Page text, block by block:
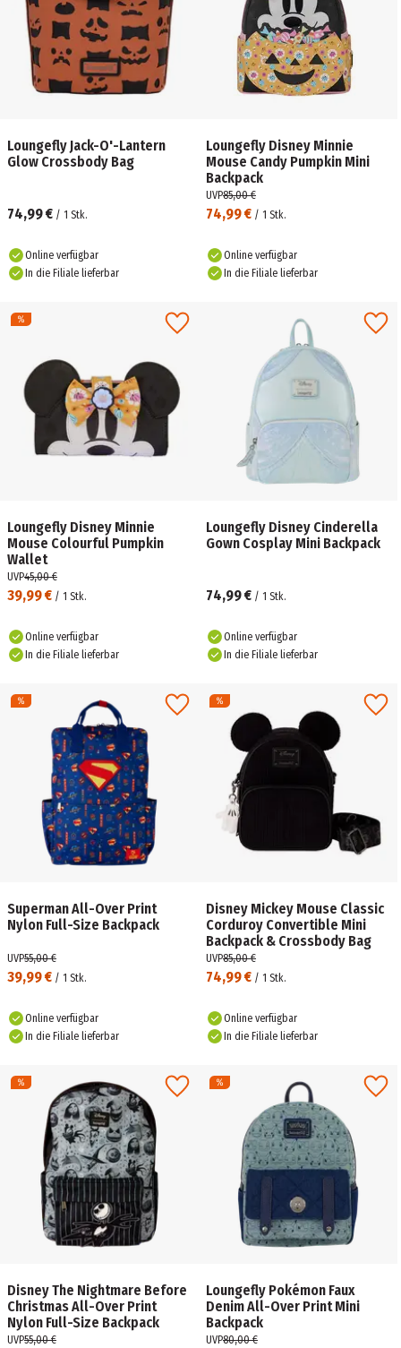
Loungefly Jack-O'-Lantern
Glow Crossbody Bag
74,99 € / 1 Stk.
Online verfügbar
In die Filiale lieferbar
Loungefly Disney Minnie
Mouse Candy Pumpkin Mini
Backpack
74,99 € / 1 Stk.
UVP85,00 €
Online verfügbar
In die Filiale lieferbar
Loungefly Disney Minnie
Mouse Colourful Pumpkin
Wallet
39,99 € / 1 Stk.
UVP45,00 €
Online verfügbar
In die Filiale lieferbar
Loungefly Disney Cinderella
Gown Cosplay Mini Backpack
74,99 € / 1 Stk.
Online verfügbar
In die Filiale lieferbar
Superman All-Over Print
Nylon Full-Size Backpack
39,99 € / 1 Stk.
UVP55,00 €
Online verfügbar
In die Filiale lieferbar
Disney Mickey Mouse Classic
Corduroy Convertible Mini
Backpack & Crossbody Bag
74,99 € / 1 Stk.
UVP85,00 €
Online verfügbar
In die Filiale lieferbar
Disney The Nightmare Before
Christmas All-Over Print
Nylon Full-Size Backpack
UVP55,00 €
Loungefly Pokémon Faux
Denim All-Over Print Mini
Backpack
UVP80,00 €